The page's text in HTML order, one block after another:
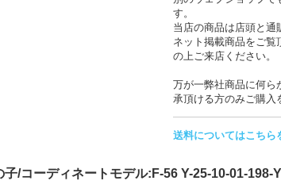
す。
当店の商品は店頭と通
ネット掲載商品をご
の上ご来店ください。
万が一弊社商品に何ら
承頂ける方のみご購入
送料についてはこちら
子/コーディネートモデル:F-56 Y-25-10-01-198-